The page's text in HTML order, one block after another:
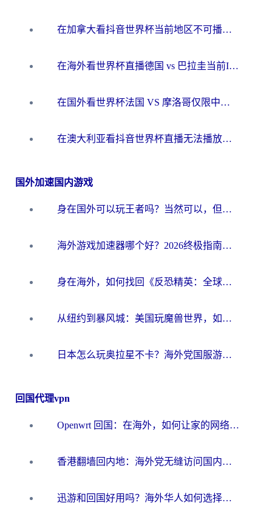
在加拿大看抖音世界杯当前地区不可播放？海外党体育观赛终极指南
在海外看世界杯直播德国 vs 巴拉圭当前IP受限制？这篇指南帮你轻松解决地区限制
在国外看世界杯法国 VS 摩洛哥仅限中国大陆？别让地域限制拦下你的欢呼
在澳大利亚看抖音世界杯直播无法播放？海外党体育观赛终极指南来了！
国外加速国内游戏
身在国外可以玩王者吗？当然可以，但你需要这份“加速”指南
海外游戏加速器哪个好？2026终极指南帮你畅玩国服+解决卡顿难题
身在海外，如何找回《反恐精英：全球攻势》国服的丝滑手感？一份给你的终极指南
从纽约到暴风城：美国玩魔兽世界，如何找到你的最佳网络航线
日本怎么玩奥拉星不卡？海外党国服游戏加速器选择全攻略
回国代理vpn
Openwrt 回国：在海外，如何让家的网络触手可及
香港翻墙回内地：海外党无缝访问国内资源的加速器选择全攻略
迅游和回国好用吗？海外华人如何选择靠谱的回国加速器